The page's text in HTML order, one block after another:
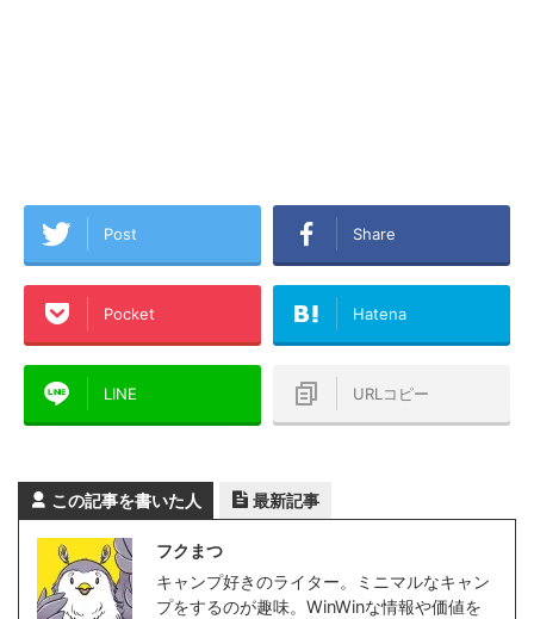
Post Share
Pocket Hatena
LINE URLコピー
この記事を書いた人 最新記事
フクまつ
キャンプ好きのライター。ミニマルなキャン
プをするのが趣味。WinWinな情報や価値を